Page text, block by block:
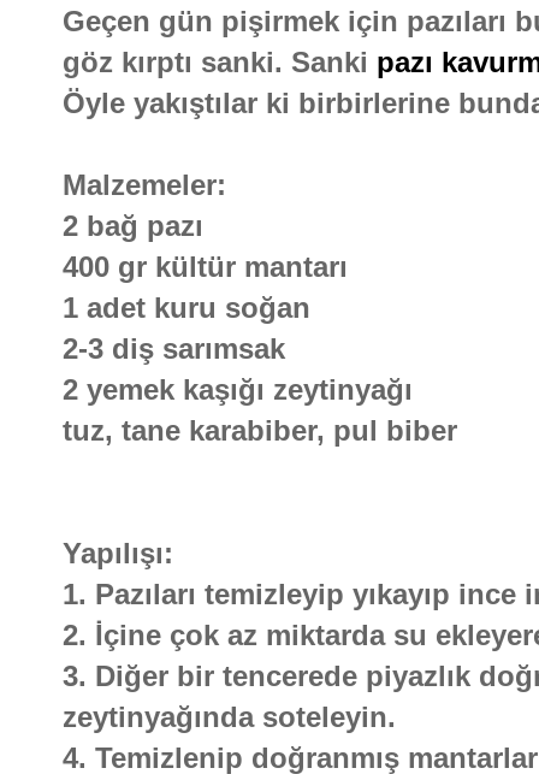
Geçen gün pişirmek için pazıları
göz kırptı sanki. Sanki pazı
Öyle yakıştılar ki birbirlerine
Malzemeler:
2 bağ pazı
400 gr kültür mantarı
1 adet kuru soğan
2-3 diş sarımsak
2 yemek kaşığı zeytinyağı
tuz, tane karabiber, pul biber
Yapılışı:
1. Pazıları temizleyip yıkayıp
2. İçine çok az miktarda su
3. Diğer bir tencerede piyazlık
zeytinyağında soteleyin.
4. Temizlenip doğranmış